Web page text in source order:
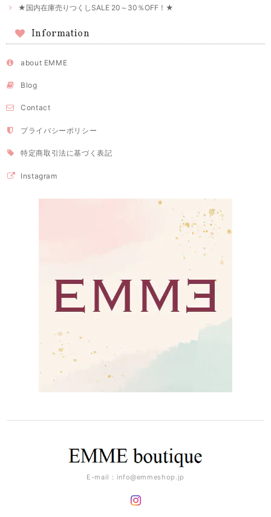
★国内在庫売りつくしSALE 20～30％OFF！★
Information
about EMME
Blog
Contact
プライバシーポリシー
特定商取引法に基づく表記
Instagram
E-mail： info@emmeshop.jp